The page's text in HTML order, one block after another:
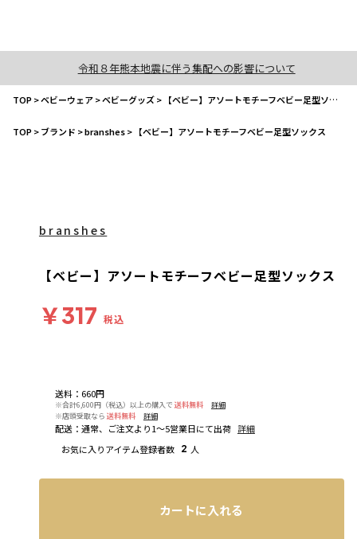
令和８年熊本地震に伴う集配への影響について
TOP>ベビーウェア>ベビーグッズ> 【ベビー】アソートモチーフベビー足型ソックス
TOP>ブランド >branshes> 【ベビー】アソートモチーフベビー足型ソックス
送料： 660円
※合計6,600円（税込）以上の購入で 送料無料
詳細
※店頭受取なら 送料無料 詳細
配送： 通常、ご注文より1～5営業日にて出荷 詳細
お気に入りアイテム登録者数
2 人
branshes
【ベビー】アソートモチーフベビー足型ソックス
￥317 税込
カートに入れる